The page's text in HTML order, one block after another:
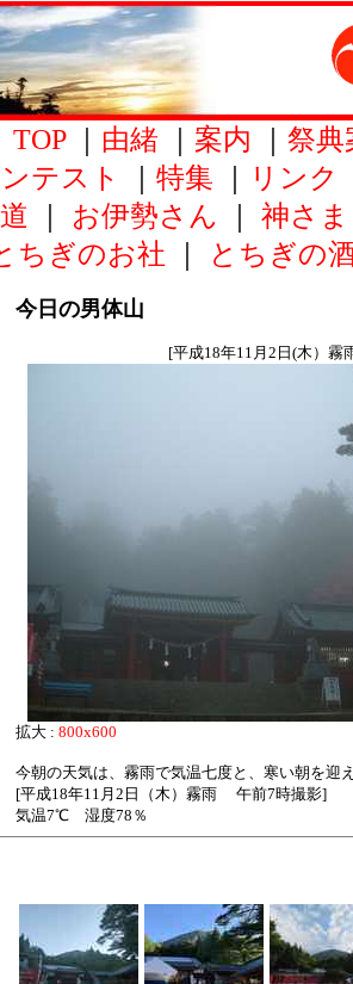
TOP｜ 由緒 案内
祭典
テスト 特集 リンク
お伊勢さん 神さま
ちぎのお社 とちぎの
今日の男体山
[平成18年11月2日(木）霧
拡大 : 800x600
今朝の天気は、霧雨で気温七度と、寒い朝を迎
[平成18年11月2日（木）霧雨 午前7時撮影]
気温7℃ 湿度78％